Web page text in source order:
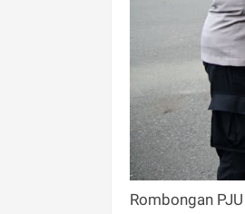
Rombongan